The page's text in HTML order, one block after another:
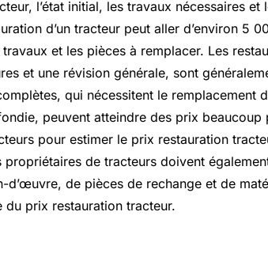
l’état initial, les travaux nécessaires et
d’un tracteur peut aller d’environ 5
et les pièces à remplacer. Les
et une révision générale, sont
qui nécessitent le remplacement
peuvent atteindre des prix beaucoup
pour estimer le prix restauration
propriétaires de tracteurs doivent
d’œuvre, de pièces de rechange et de
du prix restauration tracteur.